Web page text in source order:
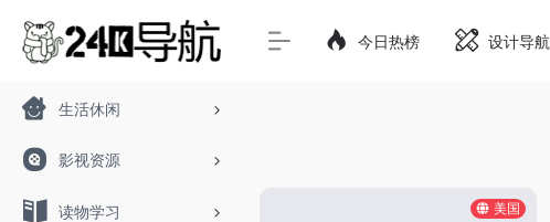
生活休闲
影视资源
读物学习
今日热榜 设计导航
美国